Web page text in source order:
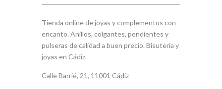
Tienda online de joyas y complementos con
encanto. Anillos, colgantes, pendientes y
pulseras de calidad a buen precio. Bisutería y
joyas en Cádiz.
Calle Barrié, 21, 11001 Cádiz